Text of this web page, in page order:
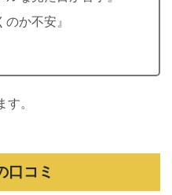
のか不安』
。
口コミ